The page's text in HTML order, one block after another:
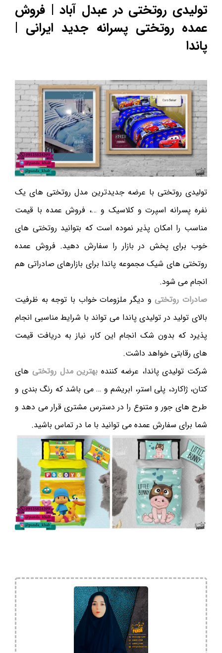
تولیدی روتختی در عبدل آباد | فروش
عمده روتختی پسرانه جدید ایرانی |
پاندا
تولیدی روتختی با عرضه جدیدترین مدل روتختی های یک
نفره پسرانه اسپرت و کلاسیک و …، فروش عمده با قیمت
مناسب را امکان پذیر نموده است که بتوانید روتختی های
خوب برای پخش در بازار را سفارش دهید. فروش عمده
روتختی های شیک مجموعه پاندا برای بازارهای صادراتی هم
انجام می شود.
صادرات روتختیو دیگر ملزومات خواب با توجه به ظرفیت
بالای تولید در تولیدی پاندا می تواند با شرایط مناسبی انجام
پذیرد که بدون شک انجام این کار، نیاز به دریافت قیمت
های رقابتی خواهد داشت.
شرکت تولیدی پاندا، عرضه کننده بهترین مدل روتختی های
کتان، ژاکارد، پلی استر، ابریشم و … می باشد که رنگ بندی و
طرح های جور و متنوع را در دسترس مشتری قرار می دهد و
شما برای سفارش عمده می توانید با ما در تماس باشید.